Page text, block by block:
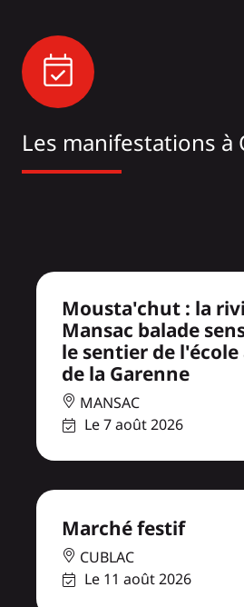
Les manifestations à
Mousta'chut : la
Mansac balade
le sentier de
de la Garenne
MANSAC
Le 7 août 2026
Marché festif
CUBLAC
Le 11 août 2026